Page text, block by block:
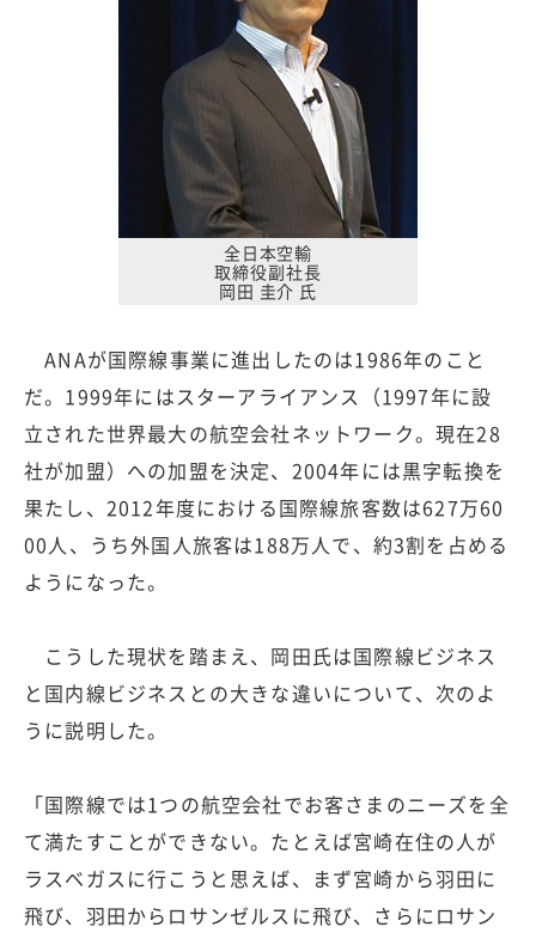
全日本空輸
取締役副社長
岡田 圭介 氏
ANAが国際線事業に進出したのは1986年のこと
だ。1999年にはスターアライアンス（1997年に設
立された世界最大の航空会社ネットワーク。現在28
社が加盟）への加盟を決定、2004年には黒字転換を
果たし、2012年度における国際線旅客数は627万60
00人、うち外国人旅客は188万人で、約3割を占める
ようになった。
こうした現状を踏まえ、岡田氏は国際線ビジネス
と国内線ビジネスとの大きな違いについて、次のよ
うに説明した。
「国際線では1つの航空会社でお客さまのニーズを全
て満たすことができない。たとえば宮崎在住の人が
ラスベガスに行こうと思えば、まず宮崎から羽田に
飛び、羽田からロサンゼルスに飛び、さらにロサン